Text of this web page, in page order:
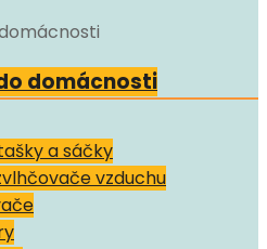
domácnosti
a sáčky
vzduchu